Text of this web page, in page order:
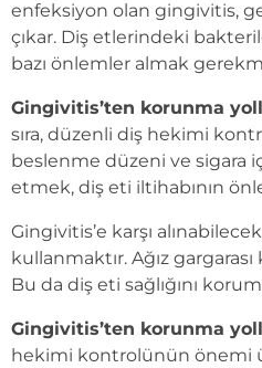
enfeksiyon olan gingivitis,
çıkar. Diş etlerindeki
bazı önlemler almak
Gingivitis’ten korunma
sıra, düzenli diş hekimi
beslenme düzeni ve sigara
etmek, diş eti iltihabının
Gingivitis’e karşı
kullanmaktır. Ağız
Bu da diş eti sağlığını
Gingivitis’ten korunma
hekimi kontrolünün önemi